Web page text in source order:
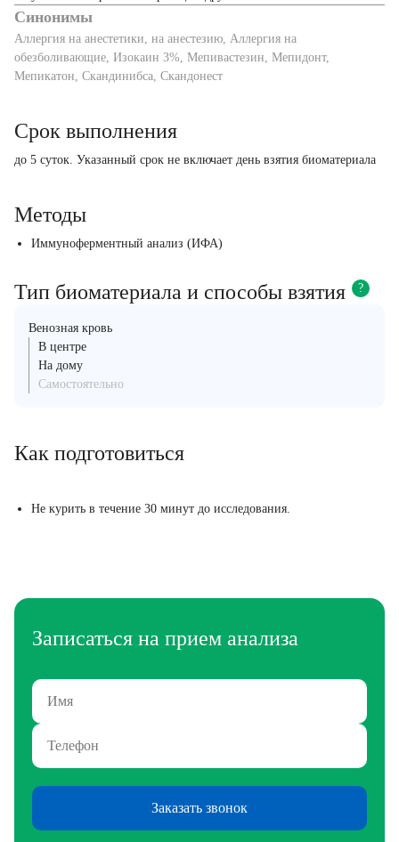
Синонимы
Аллергия на анестетики, на анестезию, Аллергия на
обезболивающие, Изокаин 3%, Мепивастезин, Мепидонт,
Мепикатон, Скандинибса, Скандонест
Срок выполнения
до 5 суток. Указанный срок не включает день взятия биоматериала
Методы
Иммуноферментный анализ (ИФА)
Тип биоматериала и способы взятия ?
Венозная кровь
В центре
На дому
Самостоятельно
Как подготовиться
Не курить в течение 30 минут до исследования.
Записаться на прием анализа
Заказать звонок